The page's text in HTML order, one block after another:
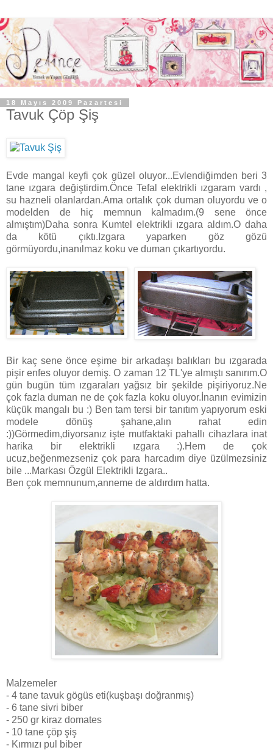
18 Mayıs 2009 Pazartesi
Tavuk Çöp Şiş
Evde mangal keyfi çok güzel oluyor...Evlendiğimden beri 3
tane ızgara değiştirdim.Önce Tefal elektrikli ızgaram vardı ,
su hazneli olanlardan.Ama ortalık çok duman oluyordu ve o
modelden de hiç memnun kalmadım.(9 sene önce
almıştım)Daha sonra Kumtel elektrikli ızgara aldım.O daha
da kötü çıktı.Izgara yaparken göz gözü
görmüyordu,inanılmaz koku ve duman çıkartıyordu.
Bir kaç sene önce eşime bir arkadaşı balıkları bu ızgarada
pişir enfes oluyor demiş. O zaman 12 TL'ye almıştı sanırım.O
gün bugün tüm ızgaraları yağsız bir şekilde pişiriyoruz.Ne
çok fazla duman ne de çok fazla koku oluyor.İnanın evimizin
küçük mangalı bu :) Ben tam tersi bir tanıtım yapıyorum eski
modele dönüş şahane,alın rahat edin
:))Görmedim,diyorsanız işte mutfaktaki pahallı cihazlara inat
harika bir elektrikli ızgara :).Hem de çok
ucuz,beğenmezseniz çok para harcadım diye üzülmezsiniz
bile ...Markası Özgül Elektrikli Izgara..
Ben çok memnunum,anneme de aldırdım hatta.
Malzemeler
- 4 tane tavuk gögüs eti(kuşbaşı doğranmış)
- 6 tane sivri biber
- 250 gr kiraz domates
- 10 tane çöp şiş
- Kırmızı pul biber